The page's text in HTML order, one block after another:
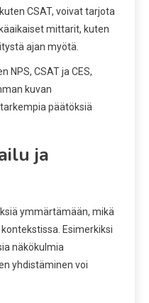
CSAT, voivat tarjota
mittarit, kuten
ajan myötä.
NPS, CSAT ja CES,
kuvan
päätöksiä
ja
ymmärtämään, mikä
Esimerkiksi
näkökulmia
yhdistäminen voi